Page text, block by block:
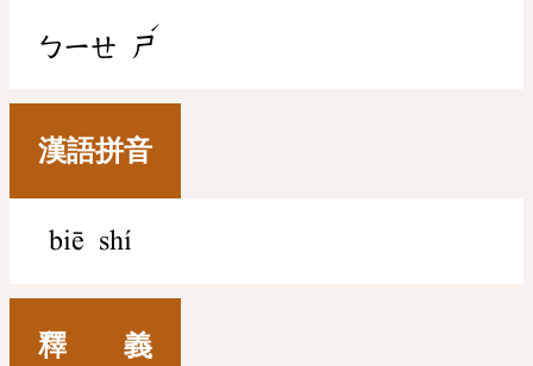
ㄅㄧㄝ ㄕ
ˊ
漢語拼音
biē shí
釋 義